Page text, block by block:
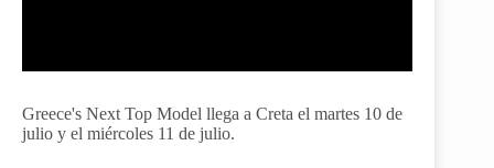
Greece's Next Top Model llega a Creta el martes 10 de
julio y el miércoles 11 de julio.